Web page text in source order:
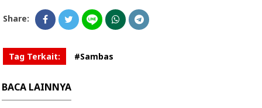
Share:
Tag Terkait: #Sambas
BACA LAINNYA